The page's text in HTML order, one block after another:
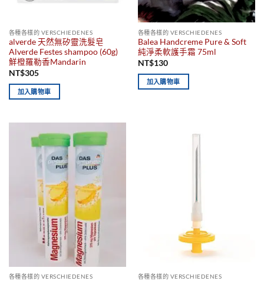
各種各樣的 VERSCHIEDENES
alverde 天然無矽靈洗髮皂
Alverde Festes shampoo (60g)
鮮橙羅勒香Mandarin
NT$305
加入購物車
各種各樣的 VERSCHIEDENES
Balea Handcreme Pure & Soft
純淨柔軟護手霜 75ml
NT$130
加入購物車
各種各樣的 VERSCHIEDENES 各種各樣的 VERSCHIEDENES